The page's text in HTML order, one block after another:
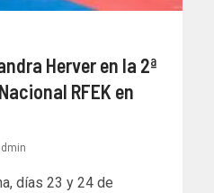
Herver en la 2ª
RFEK en
días 23 y 24 de